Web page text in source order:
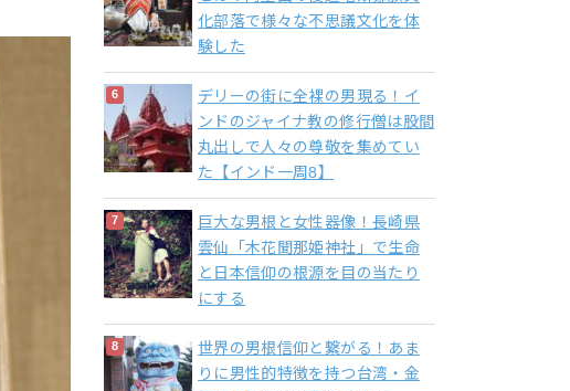
化部落で様々な不思議文化を体
験した
デリーの街に全裸の男現る！イ
ンドのジャイナ教の修行僧は股間
丸出しで人々の尊敬を集めてい
た【インド一周8】
巨大な男根と女性器像！長崎県
雲仙「木花聞那姫神社」で生命
と日本信仰の根源を目の当たり
にする
世界の男根信仰と繋がる！あま
りに男性的特徴を持つ台湾・金